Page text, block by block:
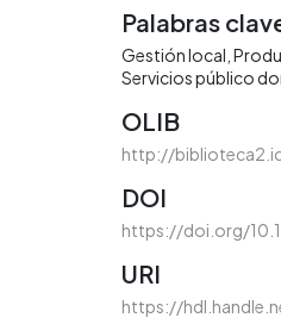
Palabras
Gestión local
Servicios público
OLIB
http://
DOI
https://doi.org/
URI
https://